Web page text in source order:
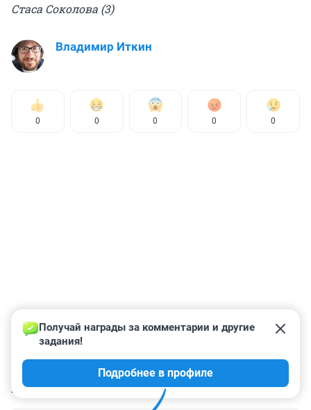
Стаса Соколова (3)
Владимир Иткин
0 0 0 0 0
КОММЕНТАРИИ 1 561
Получай награды за комментарии и другие
задания!
Подробнее в профиле